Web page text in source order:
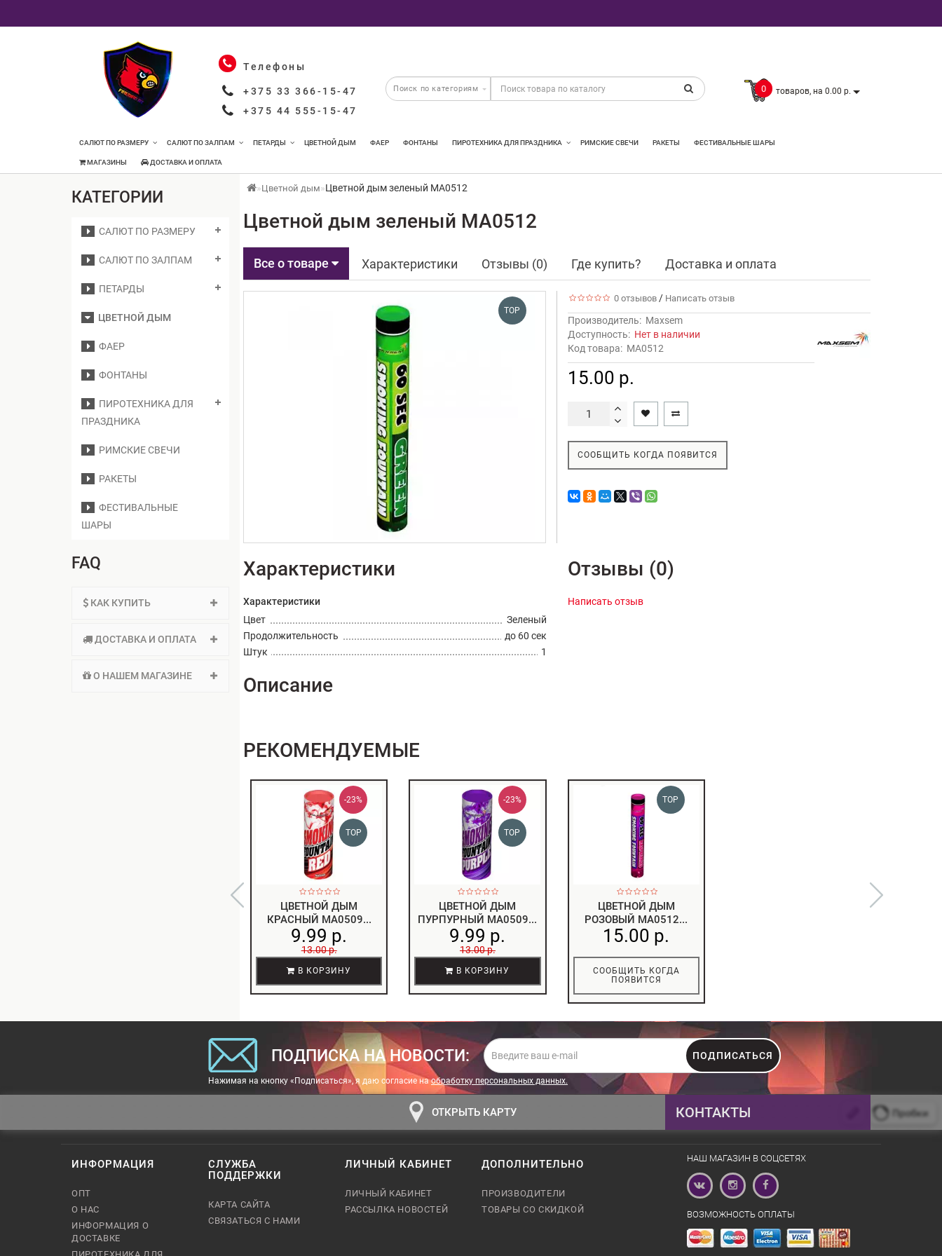
Телефоны
+375 33 366-15-47
+375 44 555-15-47
0 товаров, на 0.00 р.
САЛЮТ ПО РАЗМЕРУ САЛЮТ ПО ЗАЛПАМ ПЕТАРДЫ ЦВЕТНОЙ ДЫМ ФАЕР ФОНТАНЫ ПИРОТЕХНИКА ДЛЯ ПРАЗДНИКА РИМСКИЕ СВЕЧИ РАКЕТЫ ФЕСТИВАЛЬНЫЕ ШАРЫ
МАГАЗИНЫ ДОСТАВКА И ОПЛАТА
КАТЕГОРИИ
САЛЮТ ПО РАЗМЕРУ
САЛЮТ ПО ЗАЛПАМ
ПЕТАРДЫ
ЦВЕТНОЙ ДЫМ
ФАЕР
ФОНТАНЫ
ПИРОТЕХНИКА ДЛЯ
ПРАЗДНИКА
РИМСКИЕ СВЕЧИ
РАКЕТЫ
ФЕСТИВАЛЬНЫЕ
ШАРЫ
FAQ
КАК КУПИТЬ
ДОСТАВКА И ОПЛАТА
О НАШЕМ МАГАЗИНЕ
Цветной дым Цветной дым зеленый MA0512
Цветной дым зеленый MA0512
Все о товаре Характеристики Отзывы (0) Где купить? Доставка и оплата
TOP
0 отзывов / Написать отзыв
Производитель: Maxsem
Доступность: Нет в наличии
Код товара: MA0512
15.00 р.
СООБЩИТЬ КОГДА ПОЯВИТСЯ
Характеристики
Характеристики
Цвет
Зеленый
Продолжительность
до 60 сек
Штук
1
Отзывы (0)
Написать отзыв
Описание
РЕКОМЕНДУЕМЫЕ
-23%
TOP
ЦВЕТНОЙ ДЫМ
КРАСНЫЙ MA0509...
9.99 р.
13.00 р.
В КОРЗИНУ
-23%
TOP
ЦВЕТНОЙ ДЫМ
ПУРПУРНЫЙ MA0509...
9.99 р.
13.00 р.
В КОРЗИНУ
TOP
ЦВЕТНОЙ ДЫМ
РОЗОВЫЙ MA0512...
15.00 р.
СООБЩИТЬ КОГДА
ПОЯВИТСЯ
ПОДПИСКА НА НОВОСТИ: ПОДПИСАТЬСЯ
Нажимая на кнопку «Подписаться», я даю cогласие наобработку персональных данных.
ОТКРЫТЬ КАРТУ КОНТАКТЫ
+375 33 366-15-47
firebirdby@gmail.com
ул. Дунина-Мартинкевича, 11
10:00 - 21:00 пн-вс
ИНФОРМАЦИЯ
ОПТ
О НАС
ИНФОРМАЦИЯ О
ДОСТАВКЕ
СЛУЖБА
ПОДДЕРЖКИ
КАРТА САЙТА
СВЯЗАТЬСЯ С НАМИ
ЛИЧНЫЙ КАБИНЕТ
ЛИЧНЫЙ КАБИНЕТ
РАССЫЛКА НОВОСТЕЙ
ДОПОЛНИТЕЛЬНО
ПРОИЗВОДИТЕЛИ
ТОВАРЫ СО СКИДКОЙ
НАШ МАГАЗИН В СОЦСЕТЯХ
ВОЗМОЖНОСТЬ ОПЛАТЫ